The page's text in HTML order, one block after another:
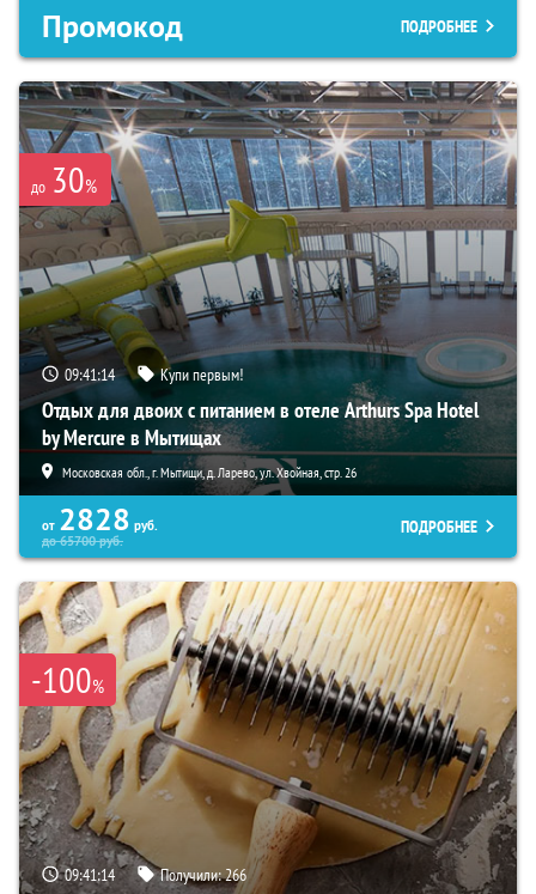
Промокод ПОДРОБНЕЕ
до 30%
09:41:13 Купи первым!
Отдых для двоих с питанием в отеле Arthurs Spa Hotel
by Mercure в Мытищах
Московская обл., г. Мытищи, д. Ларево, ул. Хвойная, стр. 26
от 2828 руб.
до65700руб.
ПОДРОБНЕЕ
-100%
09:41:13 Получили:266